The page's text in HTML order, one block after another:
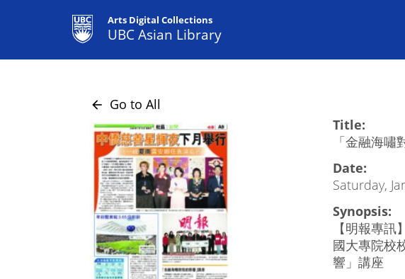
Arts Digital Collections
UBC Asian Library
arrow_back Go to All
Title:
「金融海嘯
Date:
Saturday,
Synopsis:
【明報專
國大專院校
響」講座